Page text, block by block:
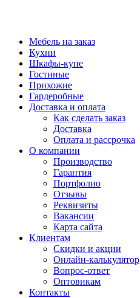
Мебель на заказ
Кухни
Шкафы-купе
Гостиные
Прихожие
Гардеробные
Доставка и оплата
Как сделать заказ
Доставка
Оплата и рассрочка
О компании
Производство
Гарантия
Портфолио
Отзывы
Реквизиты
Вакансии
Карта сайта
Клиентам
Скидки и акции
Онлайн-калькулятор
Вопрос-ответ
Оптовикам
Контакты